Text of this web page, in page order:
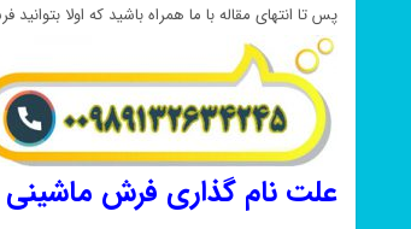
پس تا انتهای مقاله با ما همراه باشید که اولا بتوانید فرش ۷۰۰ شانه واقعی را براحتی تشخیص دهید و نیز بتوانید قیمت فرش ماشینی ۷۰۰ شانه نسبت به قیمت فرش طرح ۷۰۰
علت نام گذاری فرش ماشینی ۷۰۰ شانه: